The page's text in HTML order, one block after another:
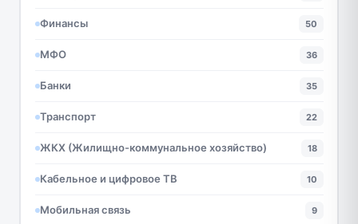
Финансы 50
МФО 36
Банки 35
Транспорт 22
ЖКХ (Жилищно-коммунальное хозяйство) 18
Кабельное и цифровое ТВ 10
Мобильная связь 9